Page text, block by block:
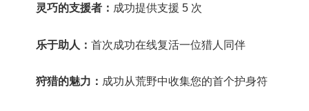
灵巧的支援者： 成功提供支援 5 次
乐于助人： 首次成功在线复活一位猎人同伴
狩猎的魅力： 成功从荒野中收集您的首个护身符